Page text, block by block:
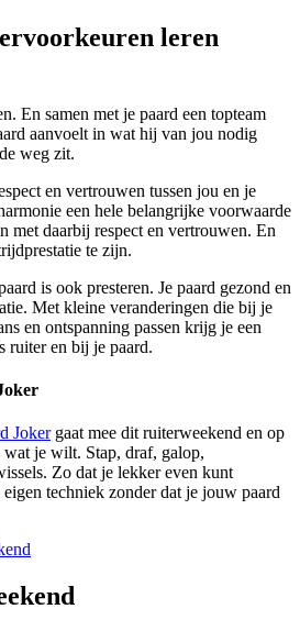
leren
En samen met je paard een topteam
aanvoelt in wat hij van jou nodig
weg zit.
en vertrouwen tussen jou en je
een hele belangrijke voorwaarde
met daarbij respect en vertrouwen. En
te zijn.
is ook presteren. Je paard gezond en
Met kleine veranderingen die bij je
en ontspanning passen krijg je een
ruiter en bij je paard.
Jokergaat mee dit ruiterweekend en op
je wilt. Stap, draf, galop,
Zo dat je lekker even kunt
techniek zonder dat je jouw paard